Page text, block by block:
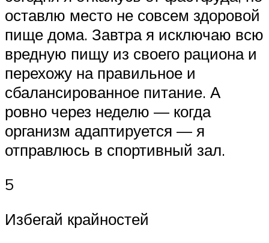
оставлю место не совсем здоровой
пище дома. Завтра я исключаю всю
вредную пищу из своего рациона и
перехожу на правильное и
сбалансированное питание. А
ровно через неделю — когда
организм адаптируется — я
отправлюсь в спортивный зал.
5
Избегай крайностей